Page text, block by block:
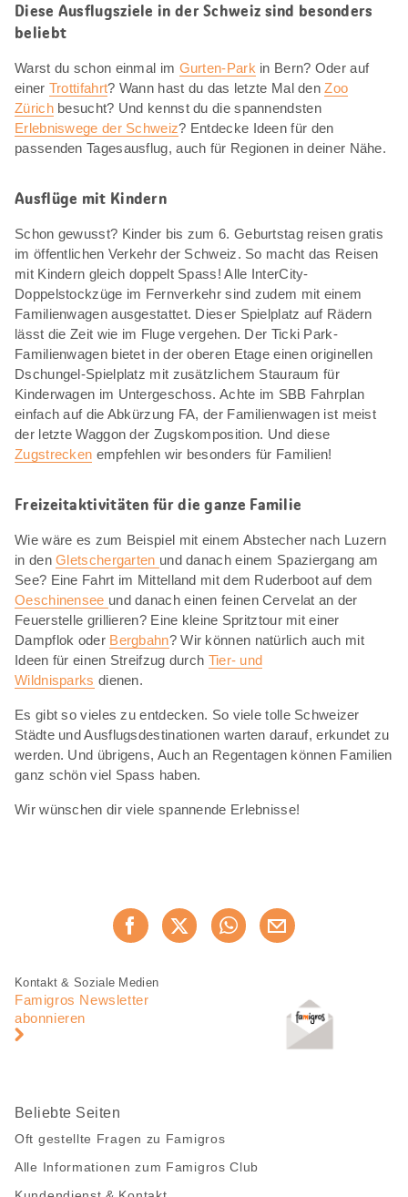
Diese Ausflugsziele in der Schweiz sind besonders
beliebt
Warst du schon einmal im Gurten-Park in Bern? Oder auf
einer Trottifahrt? Wann hast du das letzte Mal denZoo
Zürichbesucht? Und kennst du die spannendsten
Erlebniswege der Schweiz? Entdecke Ideen für den
passenden Tagesausflug, auch für Regionen in deiner Nähe.
Ausflüge mit Kindern
Schon gewusst? Kinder bis zum 6. Geburtstag reisen gratis
im öffentlichen Verkehr der Schweiz. So macht das Reisen
mit Kindern gleich doppelt Spass! Alle InterCity-
Doppelstockzüge im Fernverkehr sind zudem mit einem
Familienwagen ausgestattet. Dieser Spielplatz auf Rädern
lässt die Zeit wie im Fluge vergehen. Der Ticki Park-
Familienwagen bietet in der oberen Etage einen originellen
Dschungel-Spielplatz mit zusätzlichem Stauraum für
Kinderwagen im Untergeschoss. Achte im SBB Fahrplan
einfach auf die Abkürzung FA, der Familienwagen ist meist
der letzte Waggon der Zugskomposition. Und diese
Zugstrecken empfehlen wir besonders für Familien!
Freizeitaktivitäten für die ganze Familie
Wie wäre es zum Beispiel mit einem Abstecher nach Luzern
in denGletschergarten und danach einem Spaziergang am
See? Eine Fahrt im Mittelland mit dem Ruderboot auf dem
Oeschinensee und danach einen feinen Cervelat an der
Feuerstelle grillieren? Eine kleine Spritztour mit einer
Dampflok oder Bergbahn? Wir können natürlich auch mit
Ideen für einen Streifzug durch Tier- und
Wildnisparks dienen.
Es gibt so vieles zu entdecken. So viele tolle Schweizer
Städte und Ausflugsdestinationen warten darauf, erkundet zu
werden. Und übrigens, Auch an Regentagen können Familien
ganz schön viel Spass haben.
Wir wünschen dir viele spannende Erlebnisse!
Jetzt weiterempfehlen
Fusszeile
Fusszeile
Navigation
Kontakt & Soziale Medien
Famigros Newsletter
abonnieren
Beliebte Seiten
Oft gestellte Fragen zu Famigros
Alle Informationen zum Famigros Club